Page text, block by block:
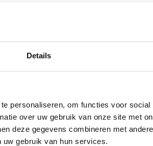
Details
personaliseren, om functies voor
over uw gebruik van onze site met
deze gegevens combineren met
gebruik van hun services.